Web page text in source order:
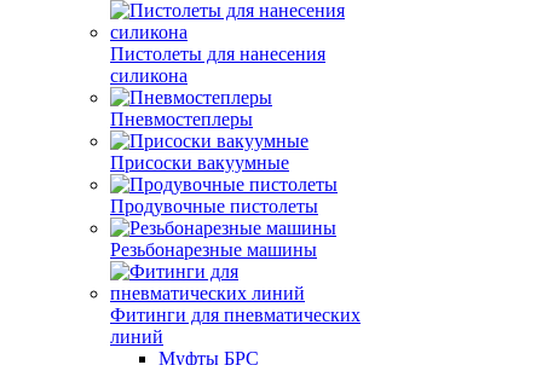
Пистолеты для нанесения
силикона
Пневмостеплеры
Присоски вакуумные
Продувочные пистолеты
Резьбонарезные машины
Фитинги для пневматических
линий
Муфты БРС